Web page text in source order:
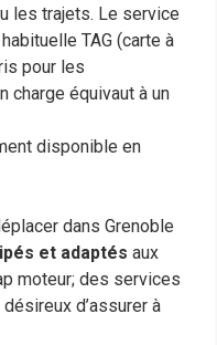
les trajets. Le service
TAG (carte à
pour les
charge équivaut à un
disponible en
dans Grenoble
et adaptés aux
moteur; des services
d’assurer à